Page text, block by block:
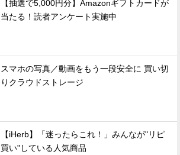
【抽選で5,000円分】Amazonギフトカードが
当たる！読者アンケート実施中
スマホの写真／動画をもう一段安全に 買い切
りクラウドストレージ
【iHerb】「迷ったらこれ！」みんなが"リピ
買い"している人気商品